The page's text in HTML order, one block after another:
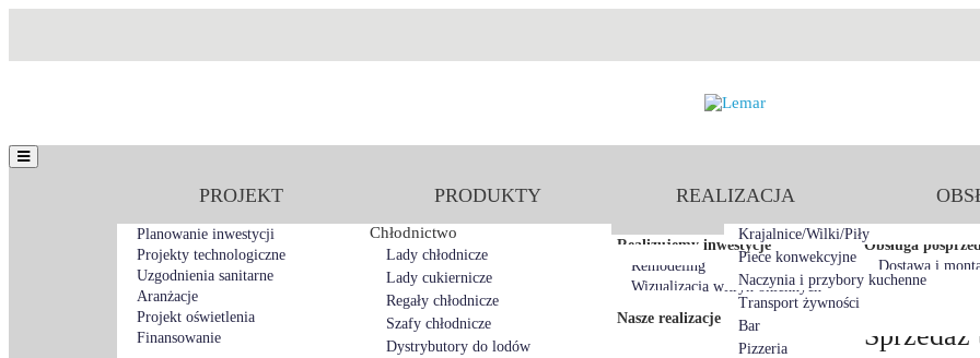
Lemar
PROJEKT
Planowanie inwestycji
Projekty technologiczne
Uzgodnienia sanitarne
Aranżacje
Projekt oświetlenia
Finansowanie
PRODUKTY
Chłodnictwo
Lady chłodnicze
Lady cukiernicze
Regały chłodnicze
Szafy chłodnicze
Dystrybutory do lodów
Krajalnice/Wilki/Piły
Piece konwekcyjne
Naczynia i przybory kuchenne
Transport żywności
Bar
Pizzeria
REALIZACJA
Realizujemy inwestycje
Remodeling
Wizualizacja witryn okiennych
Nasze realizacje
Obsługa
Dostawa i